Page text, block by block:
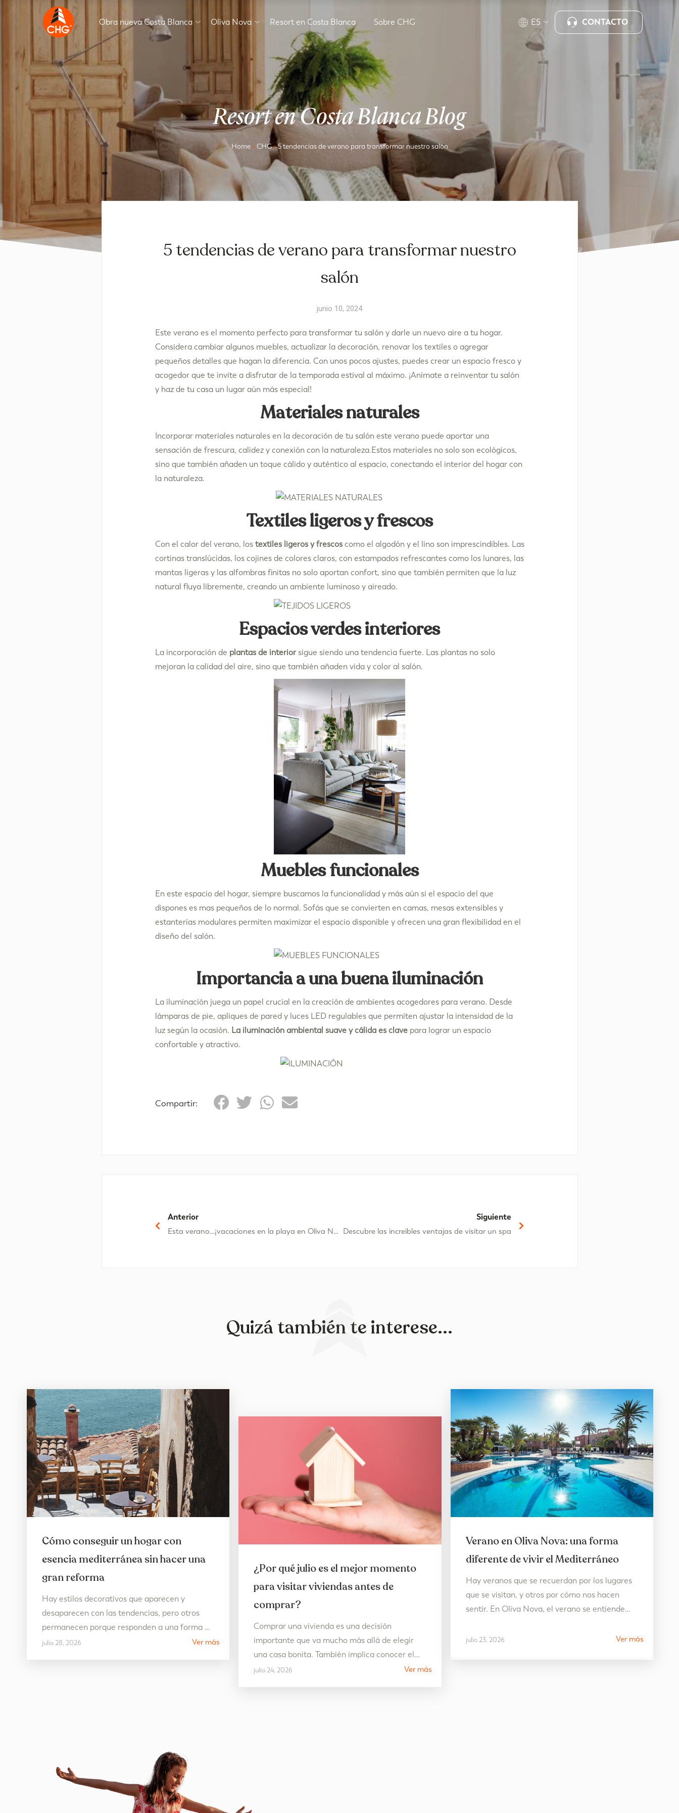
Obra nueva Costa Blanca Oliva Nova Resort en Costa Blanca Sobre CHG ES CONTACTO
Resort en Costa Blanca Blog
Home»CHG»5 tendencias de verano para transformar nuestro salón
5 tendencias de verano para transformar nuestro
salón
junio 10, 2024
Este verano es el momento perfecto para transformar tu salón y darle un nuevo aire a tu hogar.
Considera cambiar algunos muebles, actualizar la decoración, renovar los textiles o agregar
pequeños detalles que hagan la diferencia. Con unos pocos ajustes, puedes crear un espacio fresco y
acogedor que te invite a disfrutar de la temporada estival al máximo. ¡Anímate a reinventar tu salón
y haz de tu casa un lugar aún más especial!
Materiales naturales
Incorporar materiales naturales en la decoración de tu salón este verano puede aportar una
sensación de frescura, calidez y conexión con la naturaleza.Estos materiales no solo son ecológicos,
sino que también añaden un toque cálido y auténtico al espacio, conectando el interior del hogar con
la naturaleza.
Textiles ligeros y frescos
Con el calor del verano, lostextiles ligeros y frescoscomo el algodón y el lino son imprescindibles. Las
cortinas translúcidas, los cojines de colores claros, con estampados refrescantes como los lunares, las
mantas ligeras y las alfombras finitas no solo aportan confort, sino que también permiten que la luz
natural fluya libremente, creando un ambiente luminoso y aireado.
Espacios verdes interiores
La incorporación de plantas de interior sigue siendo una tendencia fuerte. Las plantas no solo
mejoran la calidad del aire, sino que también añaden vida y color al salón.
Muebles funcionales
En este espacio del hogar, siempre buscamos la funcionalidad y más aún si el espacio del que
dispones es mas pequeños de lo normal. Sofás que se convierten en camas, mesas extensibles y
estanterías modulares permiten maximizar el espacio disponible y ofrecen una gran flexibilidad en el
diseño del salón.
Importancia a una buena iluminación
La iluminación juega un papel crucial en la creación de ambientes acogedores para verano. Desde
lámparas de pie, apliques de pared y luces LED regulables que permiten ajustar la intensidad de la
luz según la ocasión. La iluminación ambiental suave y cálida es clave para lograr un espacio
confortable y atractivo.
Compartir:
Anterior
Esta verano…¡vacaciones en la playa en Oliva Nova!
Siguiente
Descubre las increíbles ventajas de visitar un spa
Quizá también te interese...
Cómo conseguir un hogar con
esencia mediterránea sin hacer una
gran reforma
julio 28, 2026
Hay estilos decorativos que aparecen y
desaparecen con las tendencias, pero otros
permanecen porque responden a una forma de
vivir. La decoración estilo mediterráneo es uno
Ver más
¿Por qué julio es el mejor momento
para visitar viviendas antes de
comprar?
julio 24, 2026
Comprar una vivienda es una decisión
importante que va mucho más allá de elegir
una casa bonita. También implica conocer el
entorno, descubrir el estilo de vida de la zona y
Ver más
Verano en Oliva Nova: una forma
diferente de vivir el Mediterráneo
julio 23, 2026
Hay veranos que se recuerdan por los lugares
que se visitan, y otros por cómo nos hacen
sentir. En Oliva Nova, el verano se entiende
es una oportunidad para desconectar, disfrutar
Ver más